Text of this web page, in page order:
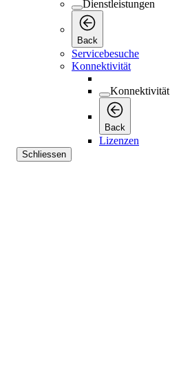
Dienstleistungen
Back
Servicebesuche
Konnektivität
Konnektivität
Back
Lizenzen
Schliessen